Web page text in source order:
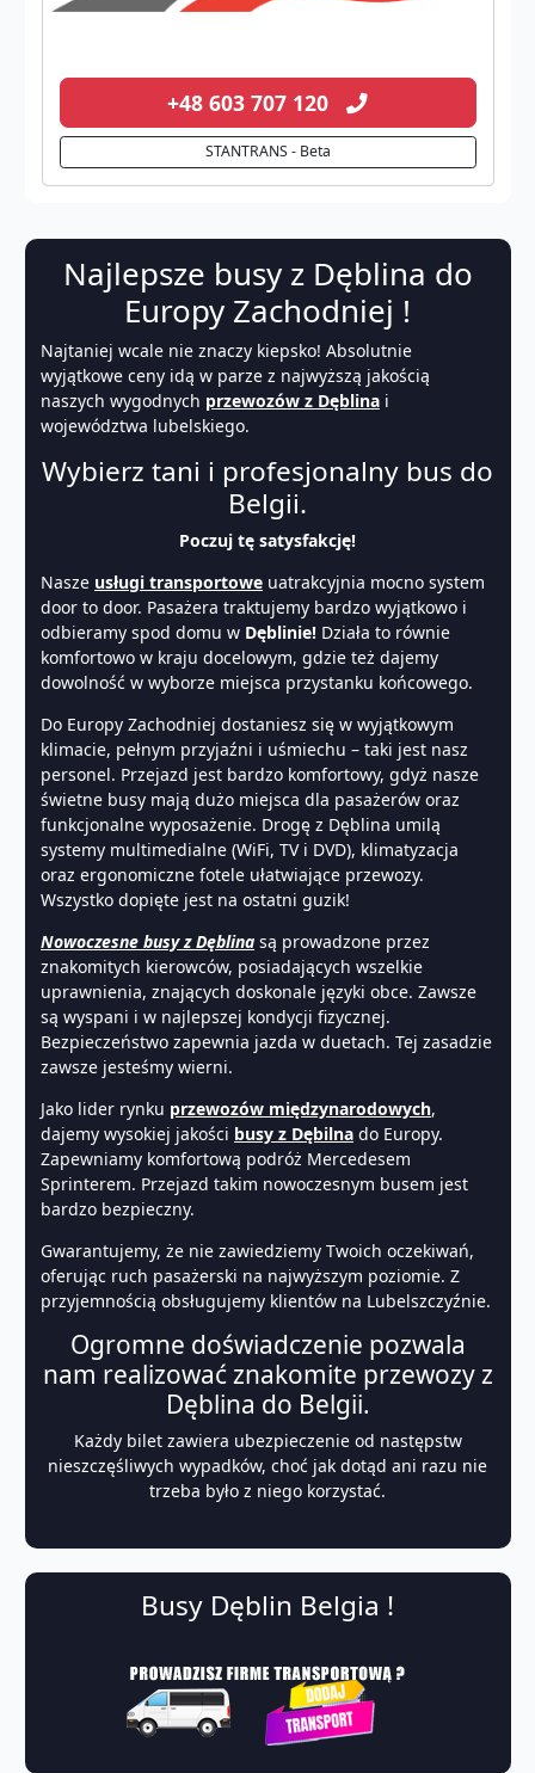
+48 603 707 120
STANTRANS - Beta
Najlepsze busy z Dęblina do
Europy Zachodniej !
Najtaniej wcale nie znaczy kiepsko! Absolutnie
wyjątkowe ceny idą w parze z najwyższą jakością
naszych wygodnych przewozów z Dęblina i
województwa lubelskiego.
Wybierz tani i profesjonalny bus do
Belgii.
Poczuj tę satysfakcję!
Nasze usługi transportowe uatrakcyjnia mocno system
door to door. Pasażera traktujemy bardzo wyjątkowo i
odbieramy spod domu w Dęblinie! Działa to równie
komfortowo w kraju docelowym, gdzie też dajemy
dowolność w wyborze miejsca przystanku końcowego.
Do Europy Zachodniej dostaniesz się w wyjątkowym
klimacie, pełnym przyjaźni i uśmiechu – taki jest nasz
personel. Przejazd jest bardzo komfortowy, gdyż nasze
świetne busy mają dużo miejsca dla pasażerów oraz
funkcjonalne wyposażenie. Drogę z Dęblina umilą
systemy multimedialne (WiFi, TV i DVD), klimatyzacja
oraz ergonomiczne fotele ułatwiające przewozy.
Wszystko dopięte jest na ostatni guzik!
Nowoczesne busy z Dęblina są prowadzone przez
znakomitych kierowców, posiadających wszelkie
uprawnienia, znających doskonale języki obce. Zawsze
są wyspani i w najlepszej kondycji fizycznej.
Bezpieczeństwo zapewnia jazda w duetach. Tej zasadzie
zawsze jesteśmy wierni.
Jako lider rynku przewozów międzynarodowych,
dajemy wysokiej jakości busy z Dębilna do Europy.
Zapewniamy komfortową podróż Mercedesem
Sprinterem. Przejazd takim nowoczesnym busem jest
bardzo bezpieczny.
Gwarantujemy, że nie zawiedziemy Twoich oczekiwań,
oferując ruch pasażerski na najwyższym poziomie. Z
przyjemnością obsługujemy klientów na Lubelszczyźnie.
Ogromne doświadczenie pozwala
nam realizować znakomite przewozy z
Dęblina do Belgii.
Każdy bilet zawiera ubezpieczenie od następstw
nieszczęśliwych wypadków, choć jak dotąd ani razu nie
trzeba było z niego korzystać.
Busy Dęblin Belgia !